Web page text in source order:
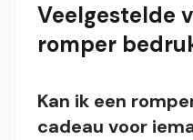
Veelgestelde
romper
Kan ik een
cadeau voor